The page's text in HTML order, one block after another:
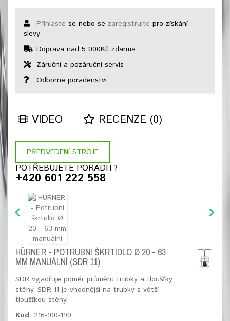
Přihlaste se nebo se zaregistrujte pro získání
slevy
Doprava nad 5 000Kč zdarma
Záruční a pozáruční servis
Odborné poradenství
VIDEO RECENZE (0)
PŘEDVEDENÍ STROJE
POTŘEBUJETE PORADIT?
+420 601 222 558
HÜRNER - POTRUBNÍ ŠKRTIDLO Ø 20 - 63
MM MANUÁLNÍ (SDR 11)
SDR vyjadřuje poměr průměru trubky a tloušťky
stěny. SDR 11 je vhodnější na trubky s větší
tloušťkou stěny.
Kód: 216-100-190